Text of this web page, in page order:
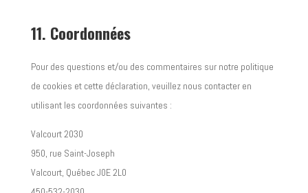
11. Coordonnées
Pour des questions et/ou des commentaires sur notre politique
de cookies et cette déclaration, veuillez nous contacter en
utilisant les coordonnées suivantes :
Valcourt 2030
950, rue Saint-Joseph
Valcourt, Québec J0E 2L0